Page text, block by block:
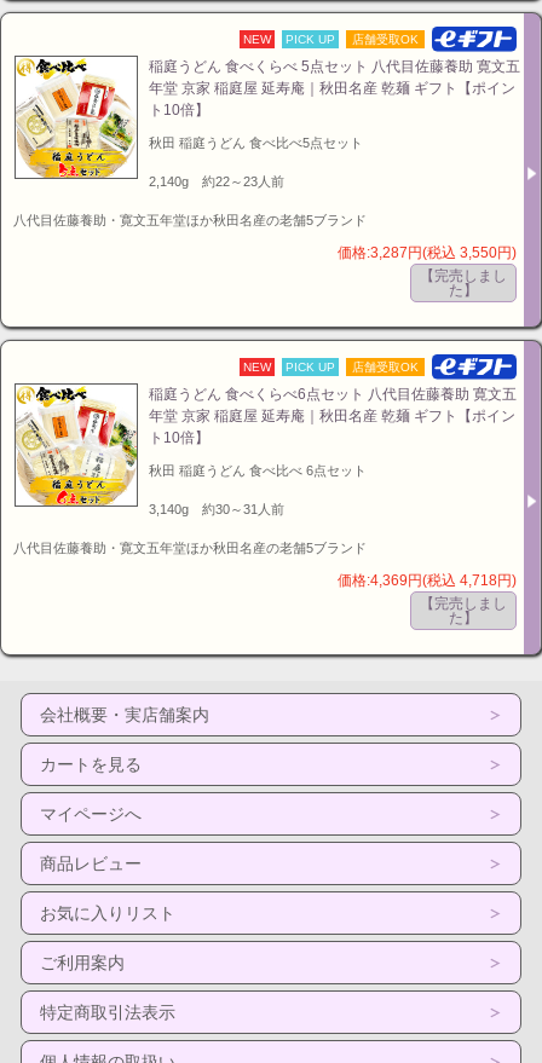
NEW PICK UP 店舗受取OK
稲庭うどん 食べくらべ 5点セット 八代目佐藤養助 寛文五
年堂 京家 稲庭屋 延寿庵｜秋田名産 乾麺 ギフト【ポイン
ト10倍】
秋田 稲庭うどん 食べ比べ5点セット
2,140g 約22～23人前
八代目佐藤養助・寛文五年堂ほか秋田名産の老舗5ブランド
価格:3,287円(税込 3,550円)
【完売しまし
た】
NEW PICK UP 店舗受取OK
稲庭うどん 食べくらべ6点セット 八代目佐藤養助 寛文五
年堂 京家 稲庭屋 延寿庵｜秋田名産 乾麺 ギフト【ポイン
ト10倍】
秋田 稲庭うどん 食べ比べ 6点セット
3,140g 約30～31人前
八代目佐藤養助・寛文五年堂ほか秋田名産の老舗5ブランド
価格:4,369円(税込 4,718円)
【完売しまし
た】
会社概要・実店舗案内
カートを見る
マイページへ
商品レビュー
お気に入りリスト
ご利用案内
特定商取引法表示